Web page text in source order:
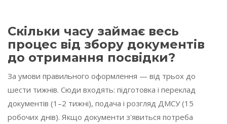
Скільки часу займає весь
процес від збору документів
до отримання посвідки?
За умови правильного оформлення — від трьох до
шести тижнів. Сюди входять: підготовка і переклад
документів (1–2 тижні), подача і розгляд ДМСУ (15
робочих днів). Якщо документи з'явиться потреба